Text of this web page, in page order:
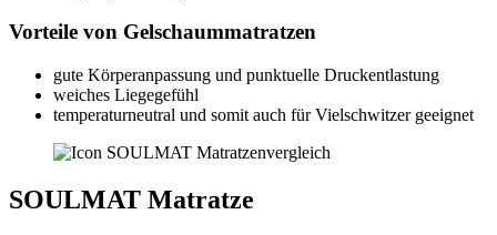
Vorteile von Gelschaummatratzen
gute Körperanpassung und punktuelle Druckentlastung
weiches Liegegefühl
temperaturneutral und somit auch für Vielschwitzer geeignet
SOULMAT Matratze